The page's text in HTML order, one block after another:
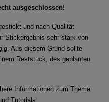
ausgeschlossen!
und nach Qualität
Stickergebnis sehr stark von
Aus diesem Grund sollte
Reststück, des geplanten
Informationen zum Thema
Tutorials.